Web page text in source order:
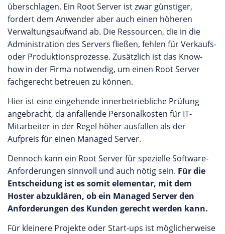
überschlagen. Ein Root Server ist zwar günstiger,
fordert dem Anwender aber auch einen höheren
Verwaltungsaufwand ab. Die Ressourcen, die in die
Administration des Servers fließen, fehlen für Verkaufs-
oder Produktionsprozesse. Zusätzlich ist das Know-
how in der Firma notwendig, um einen Root Server
fachgerecht betreuen zu können.
Hier ist eine eingehende innerbetriebliche Prüfung
angebracht, da anfallende Personalkosten für IT-
Mitarbeiter in der Regel höher ausfallen als der
Aufpreis für einen Managed Server.
Dennoch kann ein Root Server für spezielle Software-
Anforderungen sinnvoll und auch nötig sein. Für die
Entscheidung ist es somit elementar, mit dem
Hoster abzuklären, ob ein Managed Server den
Anforderungen des Kunden gerecht werden kann.
Für kleinere Projekte oder Start-ups ist möglicherweise